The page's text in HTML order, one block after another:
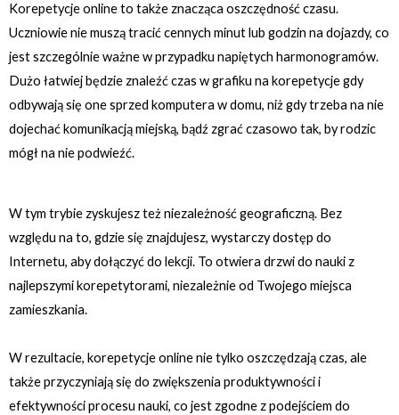
Korepetycje online to także znacząca oszczędność czasu.
Uczniowie nie muszą tracić cennych minut lub godzin na dojazdy, co
jest szczególnie ważne w przypadku napiętych harmonogramów.
Dużo łatwiej będzie znaleźć czas w grafiku na korepetycje gdy
odbywają się one sprzed komputera w domu, niż gdy trzeba na nie
dojechać komunikacją miejską, bądź zgrać czasowo tak, by rodzic
mógł na nie podwieźć.
W tym trybie zyskujesz też niezależność geograficzną. Bez
względu na to, gdzie się znajdujesz, wystarczy dostęp do
Internetu, aby dołączyć do lekcji. To otwiera drzwi do nauki z
najlepszymi korepetytorami, niezależnie od Twojego miejsca
zamieszkania.
W rezultacie, korepetycje online nie tylko oszczędzają czas, ale
także przyczyniają się do zwiększenia produktywności i
efektywności procesu nauki, co jest zgodne z podejściem do